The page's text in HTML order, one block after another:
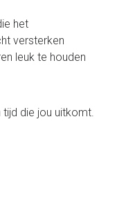
het
versterken
leuk te houden
die jou uitkomt.